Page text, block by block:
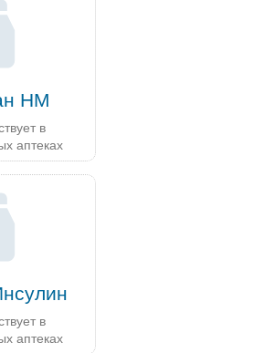
HM
в
аптеках
в
аптеках